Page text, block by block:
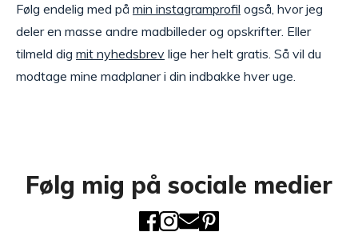
Følg endelig med på min instagramprofil også, hvor jeg
deler en masse andre madbilleder og opskrifter. Eller
tilmeld dig mit nyhedsbrev lige her helt gratis. Så vil du
modtage mine madplaner i din indbakke hver uge.
Følg mig på sociale medier